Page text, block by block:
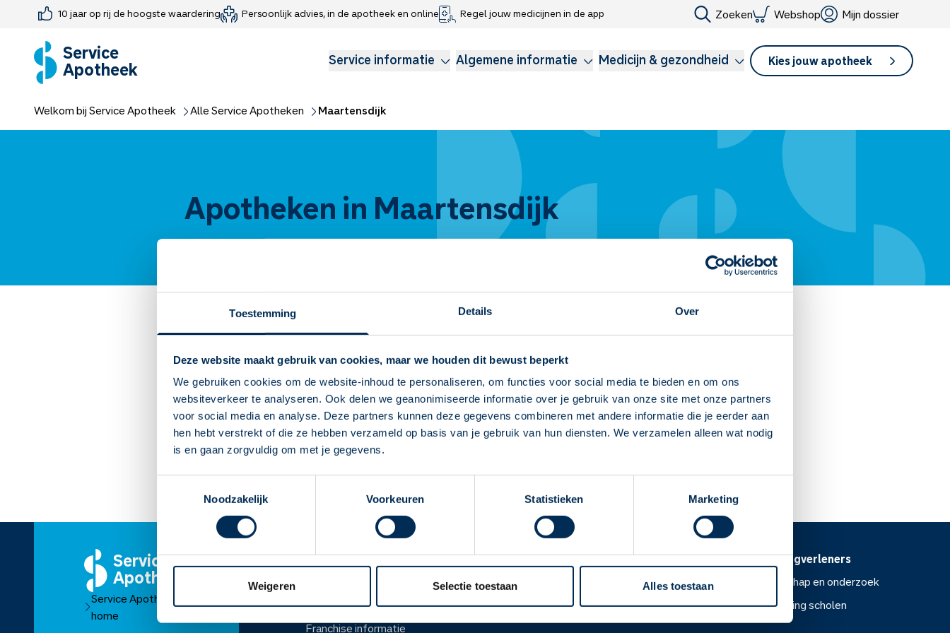
Toestemming Details Over
Deze website maakt gebruik van cookies, maar we houden dit bewust beperkt
We gebruiken cookies om de website-inhoud te personaliseren, om functies voor social media te bieden en om ons
websiteverkeer te analyseren. Ook delen we geanonimiseerde informatie over je gebruik van onze site met onze partners
voor social media en analyse. Deze partners kunnen deze gegevens combineren met andere informatie die je eerder aan
hen hebt verstrekt of die ze hebben verzameld op basis van je gebruik van hun diensten. We verzamelen alleen wat nodig
is en gaan zorgvuldig om met je gegevens.
Noodzakelijk
Voorkeuren Statistieken Marketing
Weigeren Selectie toestaan Alles toestaan
Deze Service Apotheek staat nu ingesteld als
jouw apotheek
Zo kan je makkelijk alle informatie vinden in het
10 jaar op rij de hoogste waardering Persoonlijk advies, in de apotheek en online Regel jouw medicijnen in de app Zoeken Webshop Mijn dossier
Service
Apotheek Service informatie Algemene informatie Medicijn & gezondheid Kies jouw apotheek
Farmaceutisch consult
Medicijn-APK
Webshop
Jouw medische gegevens delen
Klachtenregeling
Medicijnen voor kinderen
Longzorg
Welkom bij Service Apotheek Alle Service Apotheken Maartensdijk
Apotheken in Maartensdijk
Service Apotheek Maertensplein
Vandaag open van
recepten@apotheekmaertensplein.nl
0346 21 06 05
Service
Apotheek
Service Apotheek
home
Over ons
Over Mosadex
Franchise informatie
Werken bij
Werken bij het hoofdkantoor
Vacatures
Voor zorgverleners
Wetenschap en onderzoek
Voorlichting scholen